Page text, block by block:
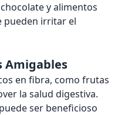
y alimentos
pueden irritar el
Amigables
en fibra, como frutas
la salud digestiva.
ser beneficioso